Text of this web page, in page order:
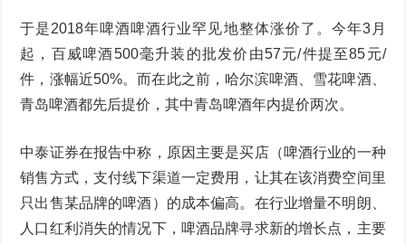
于是2018年啤酒啤酒行业罕见地整体涨价了。今年3月
起，百威啤酒500毫升装的批发价由57元/件提至85元/
件，涨幅近50%。而在此之前，哈尔滨啤酒、雪花啤酒、
青岛啤酒都先后提价，其中青岛啤酒年内提价两次。
中泰证券在报告中称，原因主要是买店（啤酒行业的一种
销售方式，支付线下渠道一定费用，让其在该消费空间里
只出售某品牌的啤酒）的成本偏高。在行业增量不明朗、
人口红利消失的情况下，啤酒品牌寻求新的增长点，主要